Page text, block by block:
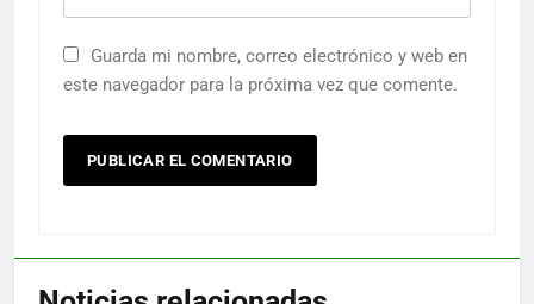
Guarda mi nombre, correo electrónico y web en
este navegador para la próxima vez que comente.